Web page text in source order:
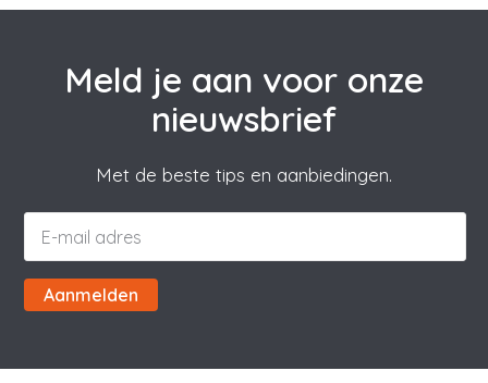
Meld je aan voor onze
nieuwsbrief
Met de beste tips en aanbiedingen.
Aanmelden